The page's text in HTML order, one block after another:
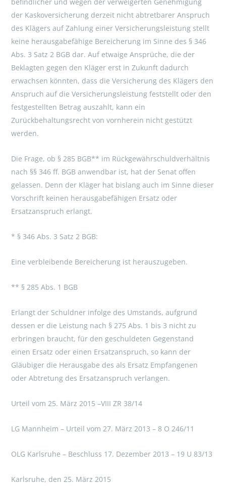
der Kaskoversicherung derzeit nicht abtretbarer Anspruch
des Klägers auf Zahlung einer Versicherungsleistung stellt
keine herausgabefähige Bereicherung im Sinne des § 346
Abs. 3 Satz 2 BGB dar. Auf etwaige Ansprüche, die der
Beklagten gegen den Kläger erst in Zukunft dadurch
erwachsen könnten, dass die Versicherung des Klägers den
Anspruch auf die Versicherungsleistung feststellt oder den
festgestellten Betrag auszahlt, kann ein
Zurückbehaltungsrecht von vornherein nicht gestützt
werden.
Die Frage, ob § 285 BGB** im Rückgewährschuldverhältnis
nach §§ 346 ff. BGB anwendbar ist, hat der Senat offen
gelassen. Denn der Kläger hat bislang auch im Sinne dieser
Vorschrift keinen herausgabefähigen Ersatz oder
Ersatzanspruch erlangt.
* § 346 Abs. 3 Satz 2 BGB:
Eine verbleibende Bereicherung ist herauszugeben.
** § 285 Abs. 1 BGB
Erlangt der Schuldner infolge des Umstands, aufgrund
dessen er die Leistung nach § 275 Abs. 1 bis 3 nicht zu
erbringen braucht, für den geschuldeten Gegenstand
einen Ersatz oder einen Ersatzanspruch, so kann der
Gläubiger die Herausgabe des als Ersatz Empfangenen
oder Abtretung des Ersatzanspruch verlangen.
Urteil vom 25. März 2015 –VIII ZR 38/14
LG Mannheim – Urteil vom 27. März 2013 – 8 O 246/11
OLG Karlsruhe – Beschluss 17. Dezember 2013 – 19 U 83/13
Karlsruhe, den 25. März 2015